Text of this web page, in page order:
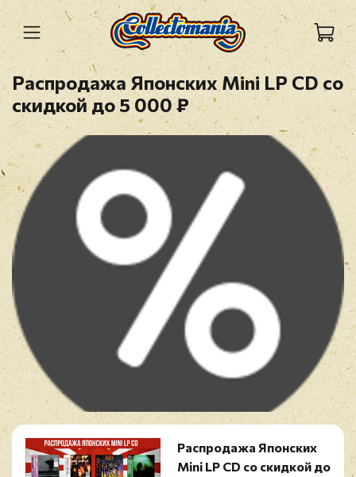
Распродажа Японских Mini LP CD со
скидкой до 5 000 ₽
Распродажа Японских
Mini LP CD со скидкой до